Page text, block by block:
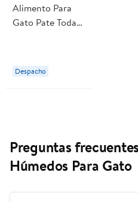
Alimento Para
Gato Pate Todas
Despacho
Preguntas
Húmedos Para Gato